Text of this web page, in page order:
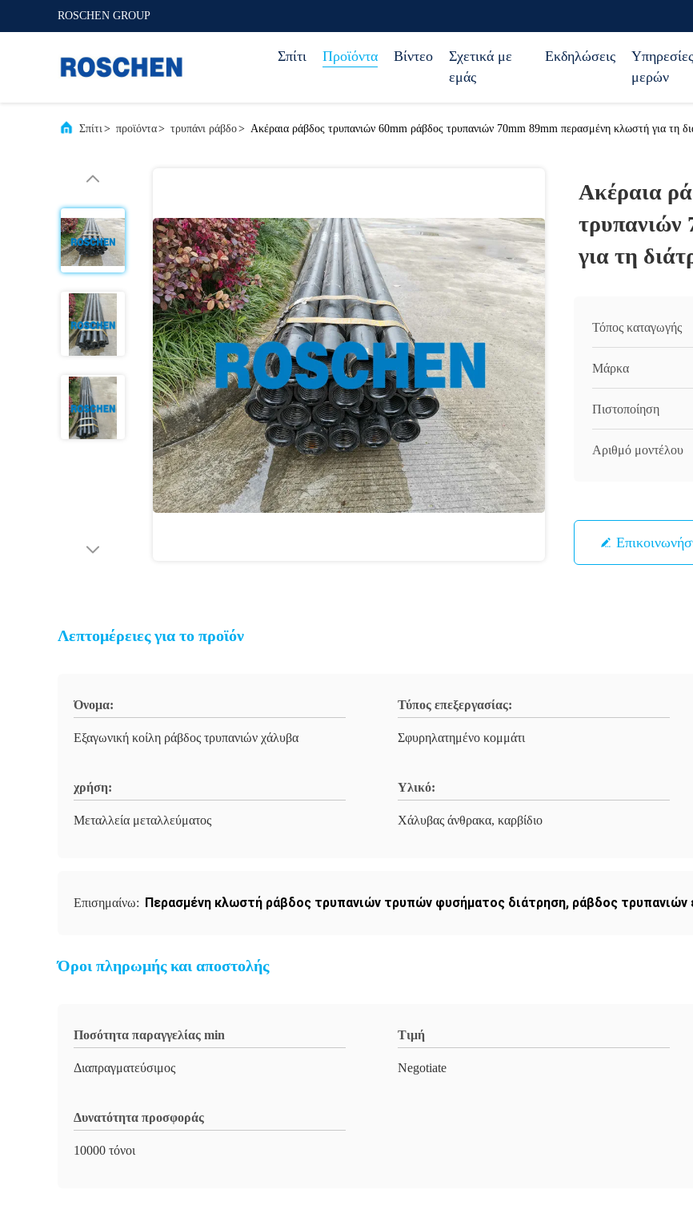
ROSCHEN GROUP
Σπίτι Προϊόντα Βίντεο
Σχετικά με
εμάς
Εκδηλώσεις
Υπηρεσίες
μερών
Σπίτι> προϊόντα> τρυπάνι ράβδο> Ακέραια ράβδος τρυπανιών 60mm ράβδος τρυπανιών 70mm 89mm περασμένη κλωστή για τη
Ακέραια
τρυπανιών
για τη
Τόπος καταγωγής
Μάρκα
Πιστοποίηση
Αριθμό μοντέλου
Λεπτομέρειες για το προϊόν
Όνομα:
Εξαγωνική κοίλη ράβδος τρυπανιών χάλυβα
Τύπος επεξεργασίας:
Σφυρηλατημένο κομμάτι
χρήση:
Μεταλλεία μεταλλεύματος
Υλικό:
Χάλυβας άνθρακα, καρβίδιο
Επισημαίνω: Περασμένη κλωστή ράβδος τρυπανιών τρυπών φυσήματος διάτρηση, ράβδος τρυπανιών
Όροι πληρωμής και αποστολής
Ποσότητα παραγγελίας min
Διαπραγματεύσιμος
Τιμή
Negotiate
Δυνατότητα προσφοράς
10000 τόνοι